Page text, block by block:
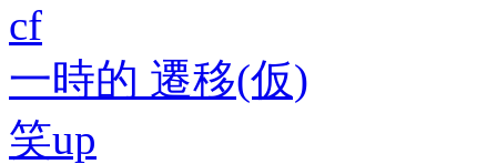
cf
一時的 遷移(仮)
笑up